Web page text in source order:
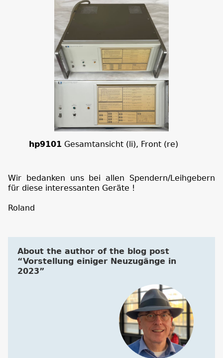
hp9101 Gesamtansicht (li), Front (re)
Wir bedanken uns bei allen Spendern/Leihgebern
für diese interessanten Geräte !
Roland
About the author of the blog post
“Vorstellung einiger Neuzugänge in
2023”